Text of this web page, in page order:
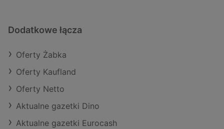
Dodatkowe łącza
Oferty Żabka
Oferty Kaufland
Oferty Netto
Aktualne gazetki Dino
Aktualne gazetki Eurocash